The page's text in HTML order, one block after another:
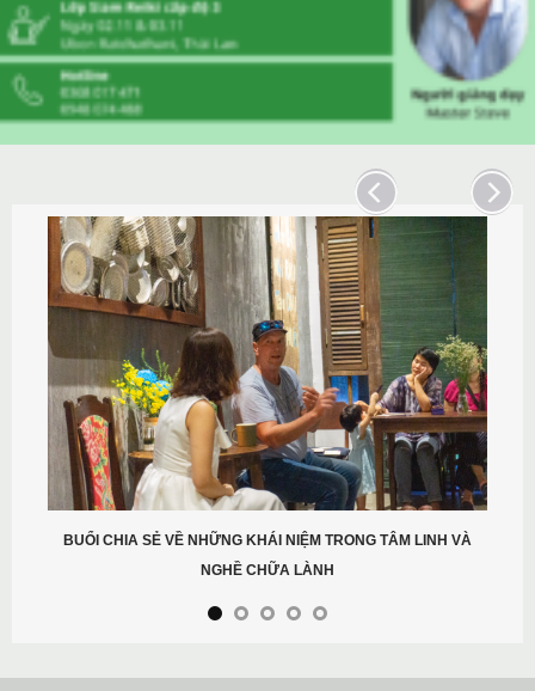
BUỔI CHIA SẺ VỀ NHỮNG KHÁI NIỆM TRONG TÂM LINH VÀ
NGHỀ CHỮA LÀNH